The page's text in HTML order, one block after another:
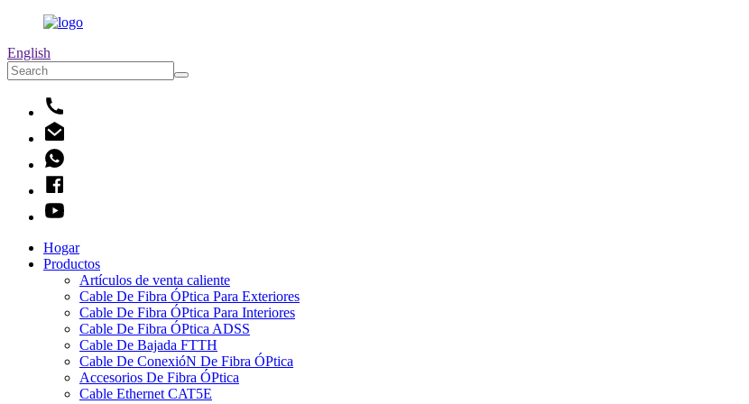
English
Hogar
Productos
Artículos de venta caliente
Cable De Fibra ÓPtica Para Exteriores
Cable De Fibra ÓPtica Para Interiores
Cable De Fibra ÓPtica ADSS
Cable De Bajada FTTH
Cable De ConexióN De Fibra ÓPtica
Accesorios De Fibra ÓPtica
Cable Ethernet CAT5E